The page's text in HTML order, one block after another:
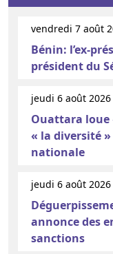
vendredi 7 août
Bénin: l’ex-
président du
jeudi 6 août 2026
Ouattara loue
« la diversité
nationale
jeudi 6 août 2026
annonce des
sanctions